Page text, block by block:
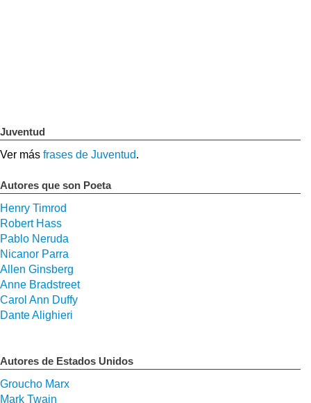
Juventud
Ver más frases de Juventud.
Autores que son Poeta
Henry Timrod
Robert Hass
Pablo Neruda
Nicanor Parra
Allen Ginsberg
Anne Bradstreet
Carol Ann Duffy
Dante Alighieri
Autores de Estados Unidos
Groucho Marx
Mark Twain